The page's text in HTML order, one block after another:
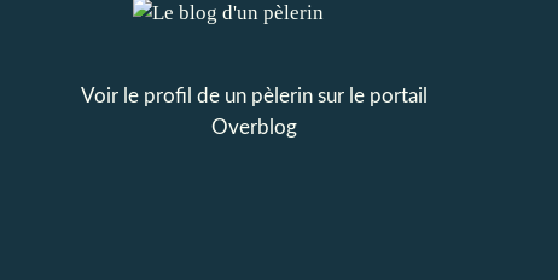
Voir le profil de un pèlerinsur le portail
Overblog